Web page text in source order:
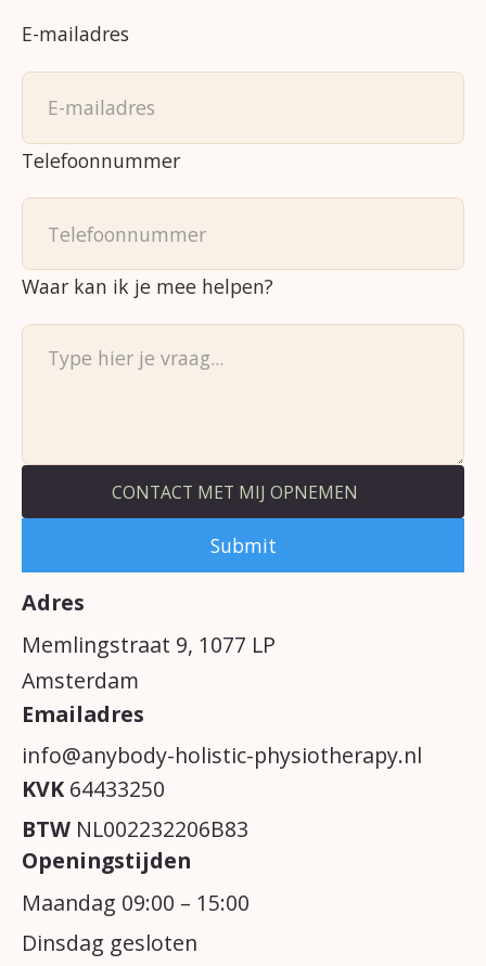
Adres
Memlingstraat 9, 1077 LP
Amsterdam
Emailadres
info@anybody-holistic-physiotherapy.nl
KVK 64433250
BTW NL002232206B83
Openingstijden
Maandag 09:00 – 15:00
Dinsdag gesloten
E-mailadres
Telefoonnummer
Waar kan ik je mee helpen?
CONTACT MET MIJ OPNEMEN